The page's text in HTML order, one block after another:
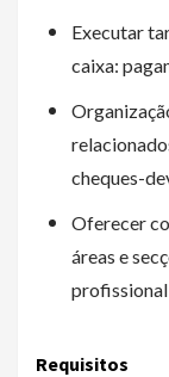
Executar
caixa:
cheques-
Oferecer
áreas e
Requisitos